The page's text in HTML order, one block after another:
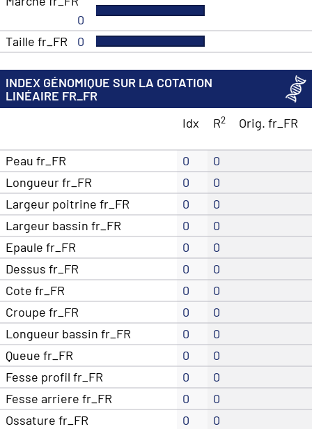
0
Taille fr_FR
0
INDEX GÉNOMIQUE SUR LA COTATION
LINÉAIRE FR_FR
Idx
R2 Orig. fr_FR
Peau fr_FR 0
0
Longueur fr_FR
0
0
Largeur poitrine fr_FR
0
0
Largeur bassin fr_FR
0
0
Epaule fr_FR
0
0
Dessus fr_FR
0
0
Cote fr_FR
0
0
Croupe fr_FR
0
0
Longueur bassin fr_FR
0
0
Queue fr_FR
0
0
Fesse profil fr_FR
0
0
Fesse arriere fr_FR
0
0
Ossature fr_FR
0
0